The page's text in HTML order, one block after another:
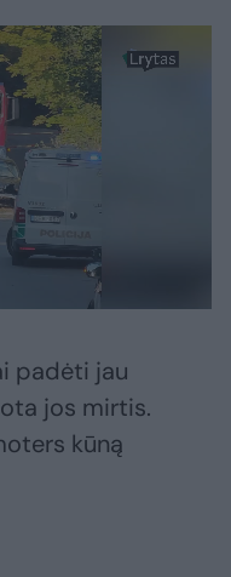
padėti jau
jos mirtis.
kūną